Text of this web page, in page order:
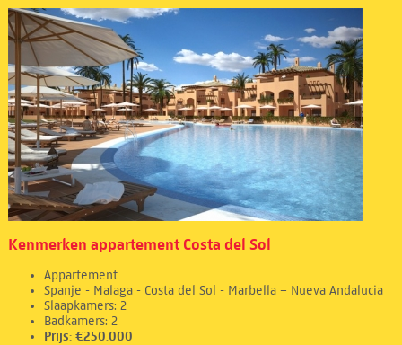
Kenmerken appartement Costa del Sol
Appartement
Spanje - Malaga - Costa del Sol - Marbella – Nueva Andalucia
Slaapkamers: 2
Badkamers: 2
Prijs: €250.000